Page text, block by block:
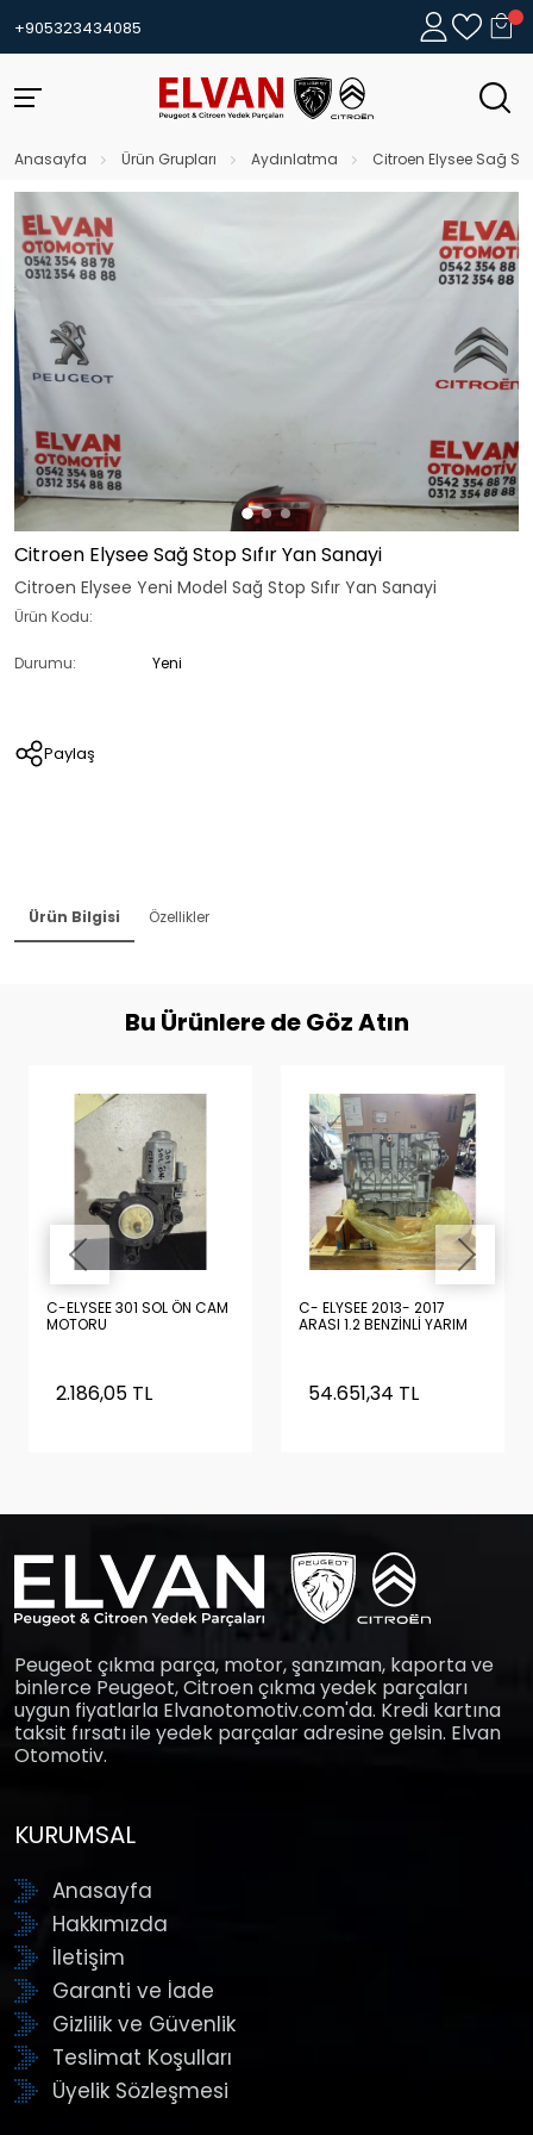
+905323434085
Anasayfa Ürün Grupları Aydınlatma Citroen Elysee Sağ
Citroen Elysee Sağ Stop Sıfır Yan Sanayi
Citroen Elysee Yeni Model Sağ Stop Sıfır Yan Sanayi
Ürün Kodu:
Durumu: Yeni
Paylaş
Ürün Bilgisi Özellikler
Bu Ürünlere de Göz Atın
C-ELYSEE 301 SOL ÖN CAM
MOTORU
2.186,05 TL
C- ELYSEE 2013- 2017
ARASI 1.2 BENZİNLİ YARIM
POMPASI , KARTEL
ÜZERİNDE)
54.651,34 TL
Peugeot çıkma parça, motor, şanzıman, kaporta ve
binlerce Peugeot, Citroen çıkma yedek parçaları
uygun fiyatlarla Elvanotomotiv.com'da. Kredi kartına
taksit fırsatı ile yedek parçalar adresine gelsin. Elvan
Otomotiv.
KURUMSAL
Anasayfa
Hakkımızda
İletişim
Garanti ve İade
Gizlilik ve Güvenlik
Teslimat Koşulları
Üyelik Sözleşmesi